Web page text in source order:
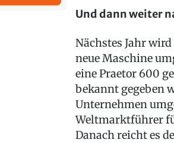
Und dann weiter
Nächstes Jahr
neue Maschine
eine Praetor 600
bekannt gegeben
Unternehmen
Weltmarktführer
Danach reicht es